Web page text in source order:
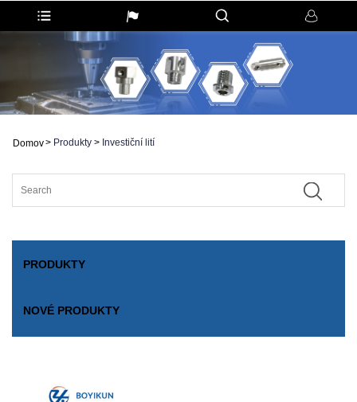
Domov> Produkty > Investiční lití
PRODUKTY
NOVÉ PRODUKTY